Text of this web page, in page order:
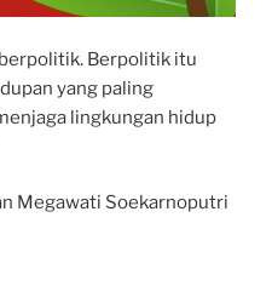
Berpolitik itu
yang paling
lingkungan hidup
Megawati Soekarnoputri